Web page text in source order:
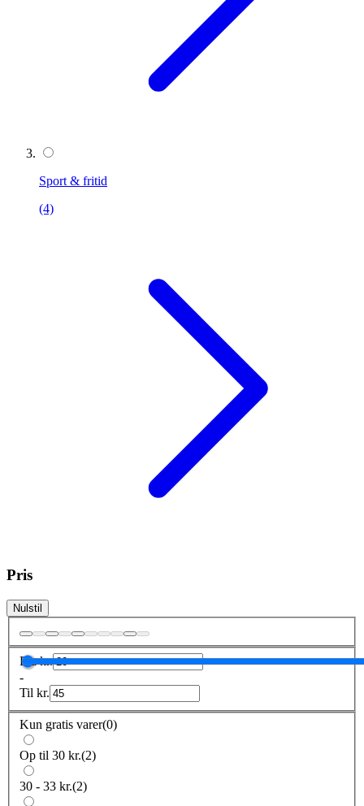
Sport & fritid
(4)
Pris
Nulstil
Frakr.
-
Til kr.
Kun gratis varer(0)
Op til 30 kr.(2)
30 - 33 kr.(2)